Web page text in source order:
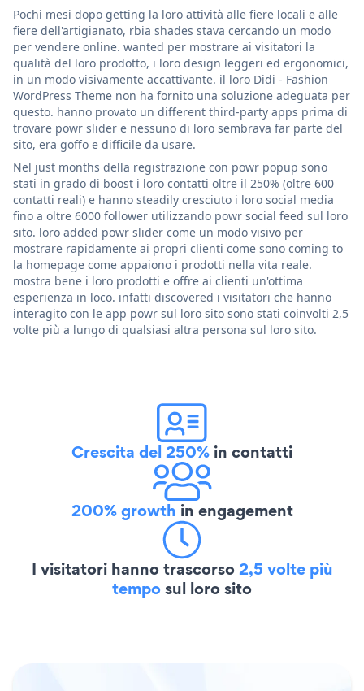
Pochi mesi dopo getting la loro attività alle fiere locali e alle
fiere dell'artigianato, rbia shades stava cercando un modo
per vendere online. wanted per mostrare ai visitatori la
qualità del loro prodotto, i loro design leggeri ed ergonomici,
in un modo visivamente accattivante. il loro Didi - Fashion
WordPress Theme non ha fornito una soluzione adeguata per
questo. hanno provato un different third-party apps prima di
trovare powr slider e nessuno di loro sembrava far parte del
sito, era goffo e difficile da usare.
Nel just months della registrazione con powr popup sono
stati in grado di boost i loro contatti oltre il 250% (oltre 600
contatti reali) e hanno steadily cresciuto i loro social media
fino a oltre 6000 follower utilizzando powr social feed sul loro
sito. loro added powr slider come un modo visivo per
mostrare rapidamente ai propri clienti come sono coming to
la homepage come appaiono i prodotti nella vita reale.
mostra bene i loro prodotti e offre ai clienti un'ottima
esperienza in loco. infatti discovered i visitatori che hanno
interagito con le app powr sul loro sito sono stati coinvolti 2,5
volte più a lungo di qualsiasi altra persona sul loro sito.
Crescita del 250% in contatti
200% growth in engagement
I visitatori hanno trascorso2,5 volte più
temposul loro sito